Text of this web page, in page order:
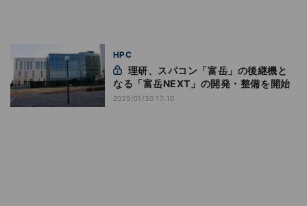
HPC
なる「富岳NEXT」の開発・整備を開始
2025/01/30 17:10